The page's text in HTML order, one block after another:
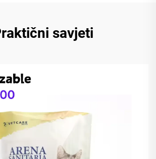
savjeti